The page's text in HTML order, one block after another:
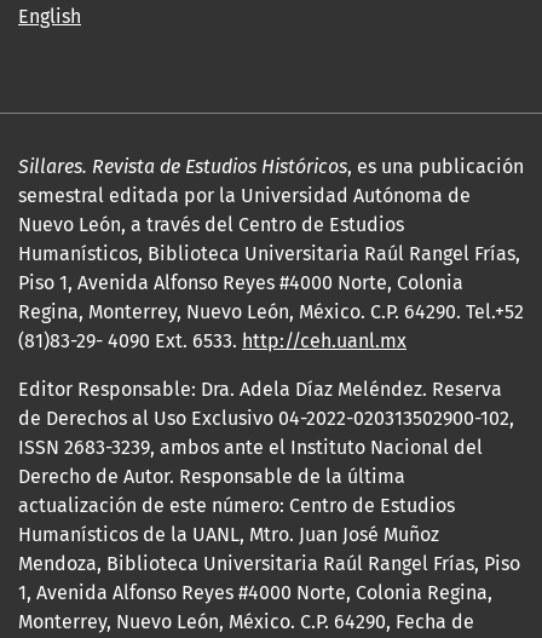
English
Sillares. Revista de Estudios Históricos, es una publicación
semestral editada por la Universidad Autónoma de
Nuevo León, a través del Centro de Estudios
Humanísticos, Biblioteca Universitaria Raúl Rangel Frías,
Piso 1, Avenida Alfonso Reyes #4000 Norte, Colonia
Regina, Monterrey, Nuevo León, México. C.P. 64290. Tel.+52
(81)83-29- 4090 Ext. 6533. http://ceh.uanl.mx
Editor Responsable: Dra. Adela Díaz Meléndez. Reserva
de Derechos al Uso Exclusivo 04-2022-020313502900-102,
ISSN 2683-3239, ambos ante el Instituto Nacional del
Derecho de Autor. Responsable de la última
actualización de este número: Centro de Estudios
Humanísticos de la UANL, Mtro. Juan José Muñoz
Mendoza, Biblioteca Universitaria Raúl Rangel Frías, Piso
1, Avenida Alfonso Reyes #4000 Norte, Colonia Regina,
Monterrey, Nuevo León, México. C.P. 64290, Fecha de